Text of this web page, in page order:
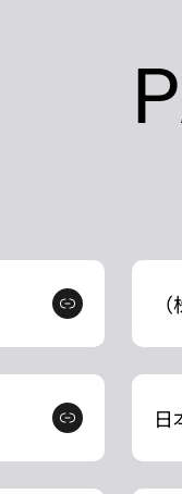
日